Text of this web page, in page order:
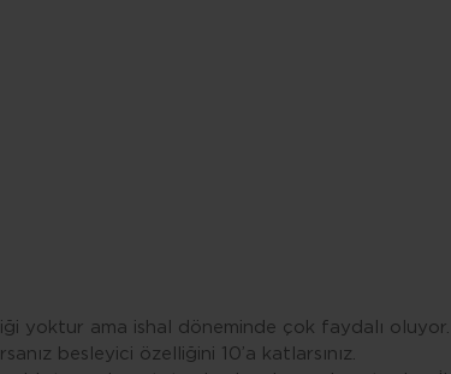
yoktur ama ishal döneminde çok faydalı oluyor.
besleyici özelliğini 10’a katlarsınız.